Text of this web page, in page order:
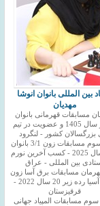
بین المللی بانوان انوشا
مهدیان
مسابقات قهرمانی بانوان
کشور سال 1405 و عضویت در تیم
بزرگسالان کشور - لنگرود
مقام سوم مسابقات زون 3/1 بانوان
آسیا سال 2025 - کسب آخرین نورم
بین المللی - عراق
مسابقات برق آسا زون
غرب آسیا رده زیر 20 سال 2022 -
قرقیزستان
سوم مسابقات المپیاد جهانی